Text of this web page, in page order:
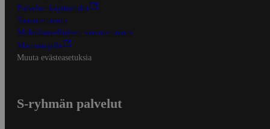
Palvelun käyttöehdot
Saavutettavuus
Mobiilisovelluksen saavutettavuus
Mainostajalle
Muuta evästeasetuksia
S-ryhmän palvelut